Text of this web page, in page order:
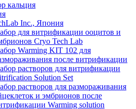
кальция
Inc., Япония
для витрификации ооцитов и
Cryo Tech Lab
Warming KIT 102 для
после витрификации
растворов для витрификации
Solution Set
растворов для размораживания
и эмбрионов после
Warming solution